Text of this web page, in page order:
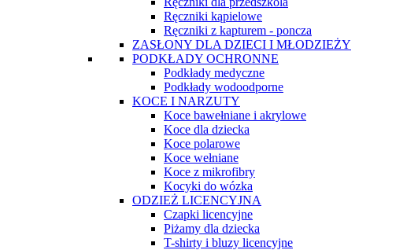
Ręczniki kąpielowe
Ręczniki z kapturem - poncza
ZASŁONY DLA DZIECI I MŁODZIEŻY
PODKŁADY OCHRONNE
Podkłady medyczne
Podkłady wodoodporne
KOCE I NARZUTY
Koce bawełniane i akrylowe
Koce dla dziecka
Koce polarowe
Koce wełniane
Koce z mikrofibry
Kocyki do wózka
ODZIEŻ LICENCYJNA
Czapki licencyjne
Piżamy dla dziecka
T-shirty i bluzy licencyjne